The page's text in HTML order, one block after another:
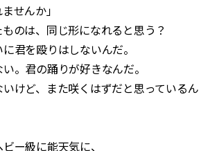
せんか」
のは、同じ形になれると思う？
君を殴りはしないんだ。
。君の踊りが好きなんだ。
けど、また咲くはずだと思っているん
ー級に能天気に、